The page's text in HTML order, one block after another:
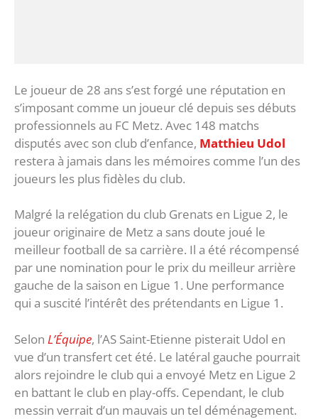
Le joueur de 28 ans s’est forgé une réputation en
s’imposant comme un joueur clé depuis ses débuts
professionnels au FC Metz. Avec 148 matchs
disputés avec son club d’enfance, Matthieu Udol
restera à jamais dans les mémoires comme l’un des
joueurs les plus fidèles du club.
Malgré la relégation du club Grenats en Ligue 2, le
joueur originaire de Metz a sans doute joué le
meilleur football de sa carrière. Il a été récompensé
par une nomination pour le prix du meilleur arrière
gauche de la saison en Ligue 1. Une performance
qui a suscité l’intérêt des prétendants en Ligue 1.
Selon L’Équipe, l’AS Saint-Etienne pisterait Udol en
vue d’un transfert cet été. Le latéral gauche pourrait
alors rejoindre le club qui a envoyé Metz en Ligue 2
en battant le club en play-offs. Cependant, le club
messin verrait d’un mauvais un tel déménagement.